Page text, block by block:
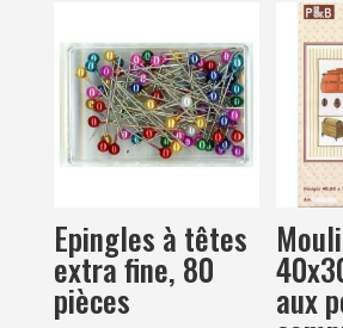
Epingles à têtes
extra fine, 80
pièces aux